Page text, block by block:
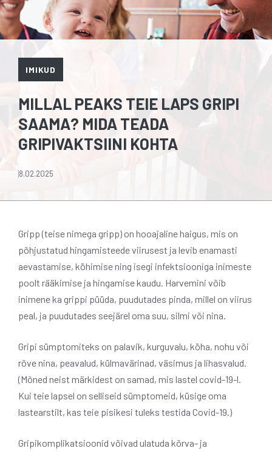
IMIKUD
MILLAL PEAKS TEIE LAPS GRIPI
SAAMA? MIDA TEADA
GRIPIVAKTSIINI KOHTA
8.02.2025
Gripp (teise nimega gripp) on hooajaline haigus, mis on
põhjustatud hingamisteede viirusest ja levib enamasti
aevastamise, köhimise ning isegi infektsiooniga inimeste
poolt rääkimise ja hingamise kaudu. Harvemini võib
inimene ka grippi püüda, puudutades pinda, millel on viirus
peal, ja puudutades seejärel oma suu, silmi või nina.
Gripi sümptomiteks on palavik, kurguvalu, köha, nohu või
rõve nina, peavalud, külmavärinad, väsimus ja lihasvalud.
(Mõned neist märkidest on samad, mis lastel covid-19-l.
Kui teie lapsel on selliseid sümptomeid, küsige oma
lastearstilt, kas teie pisikesi tuleks testida Covid-19.)
Gripikomplikatsioonid võivad ulatuda kõrva- ja